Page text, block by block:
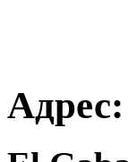
Адрес: